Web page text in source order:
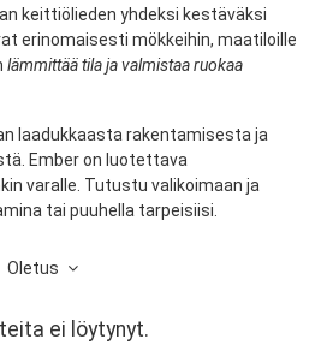
keittiölieden yhdeksi kestäväksi
erinomaisesti mökkeihin, maatiloille
lämmittää tila ja valmistaa ruokaa
laadukkaasta rakentamisesta ja
Ember on luotettava
varalle. Tutustu valikoimaan ja
tai puuhella tarpeisiisi.
ei löytynyt.
Oletus